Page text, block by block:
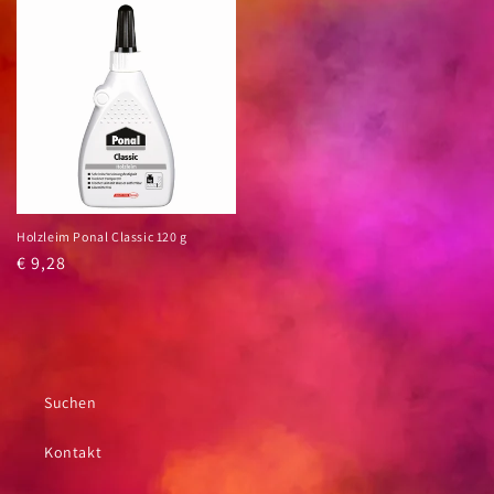
Holzleim Ponal Classic 120 g
Normaler
€ 9,28
Suchen
Kontakt